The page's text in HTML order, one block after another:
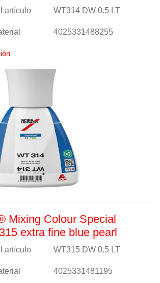
artículo WT314 DW 0.5 LT
4025331488255
Mixing Colour Special
extra fine blue pearl
artículo WT315 DW 0.5 LT
4025331481195